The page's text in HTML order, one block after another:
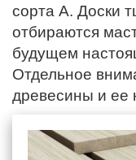
сорта А. Доски
отбираются
будущем
Отдельное
древесины и ее